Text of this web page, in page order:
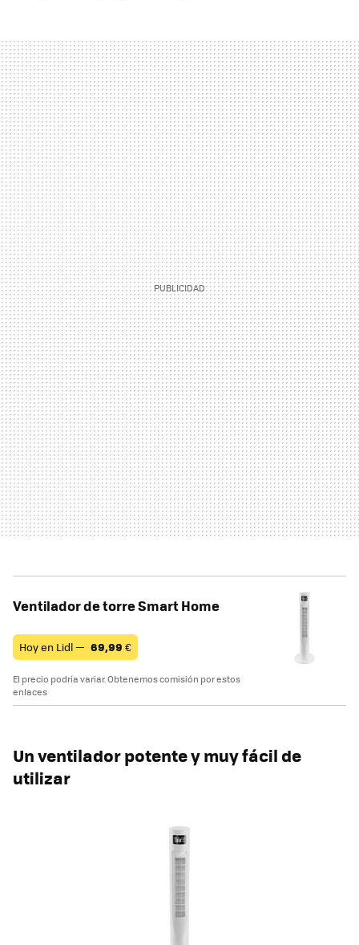
Ventilador de torre Smart Home
Hoy en Lidl — 69,99 €
El precio podría variar. Obtenemos comisión por estos
enlaces
Un ventilador potente y muy fácil de
utilizar